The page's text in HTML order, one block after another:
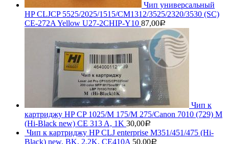
Чип универсальный
HP CLJCP 5525/2025/1515/CM1312/3525/2320/3530 (SC)
CE-272A Yellow U27-2CHIP-Y10 87,00Р
Чип к
картриджу HP CP 1025/M 175/M 275/Canon 7010 (729) M
(Hi-Black new) CE 313 A, 1K 30,00Р
Чип к картриджу HP CLJ enterprise M351/451/475 (Hi-
Black) new, BK, 2,2K, CE410A 50,00Р